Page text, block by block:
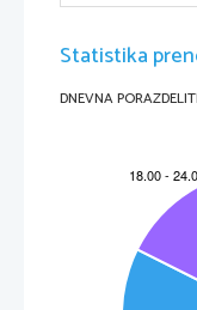
Definiranje
Luna nima lastne
svetlobe z
rogovoma vedno v
V izjemnih
začetku prvega
Statistika
DNEVNA